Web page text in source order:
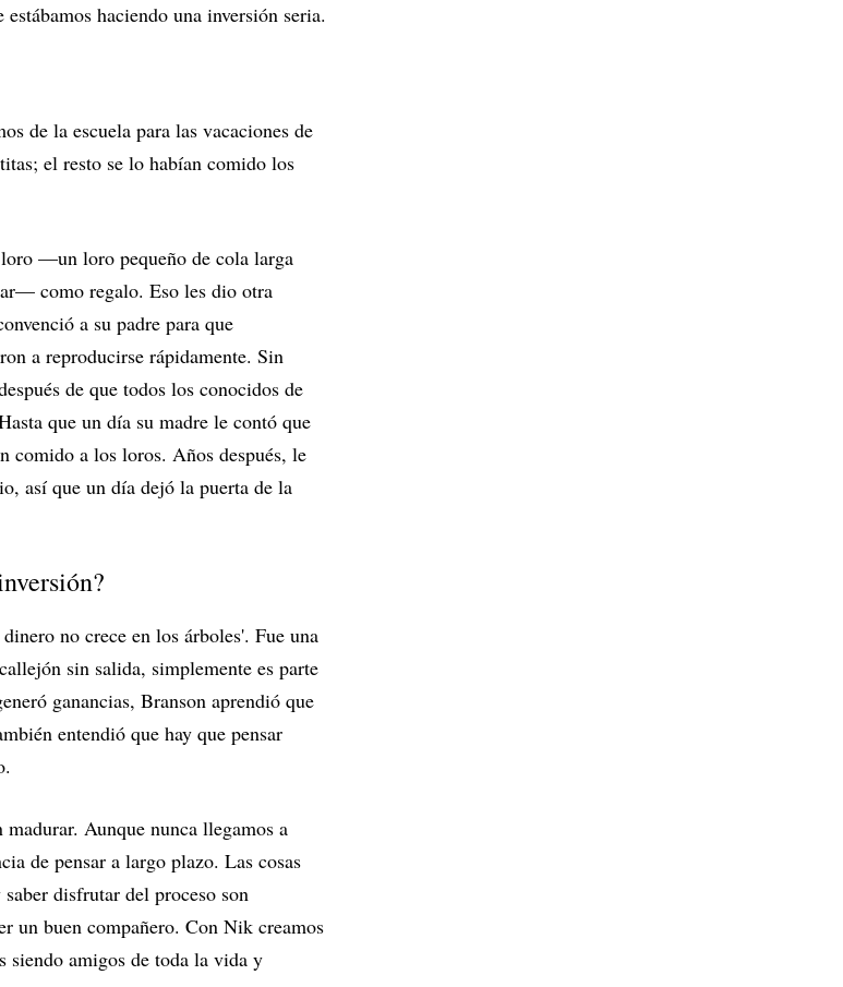
haciendo una inversión seria.
de la escuela para las vacaciones de
el resto se lo habían comido los
—un loro pequeño de cola larga
como regalo. Eso les dio otra
a su padre para que
a reproducirse rápidamente. Sin
de que todos los conocidos de
que un día su madre le contó que
comido a los loros. Años después, le
así que un día dejó la puerta de la
no crece en los árboles'. Fue una
sin salida, simplemente es parte
ganancias, Branson aprendió que
entendió que hay que pensar
madurar. Aunque nunca llegamos a
de pensar a largo plazo. Las cosas
disfrutar del proceso son
un buen compañero. Con Nik creamos
siendo amigos de toda la vida y